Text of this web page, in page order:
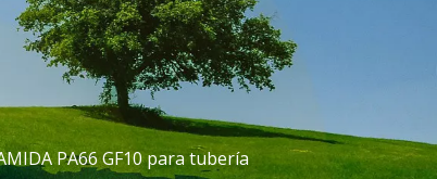
PA66 GF10 para tubería